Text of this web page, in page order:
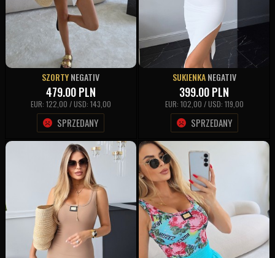
SZORTYNEGATIV
479.00PLN
EUR: 122,00 / USD: 143,00
SPRZEDANY
SUKIENKANEGATIV
399.00PLN
EUR: 102,00 / USD: 119,00
SPRZEDANY